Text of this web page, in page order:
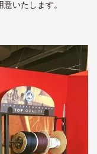
いたします。